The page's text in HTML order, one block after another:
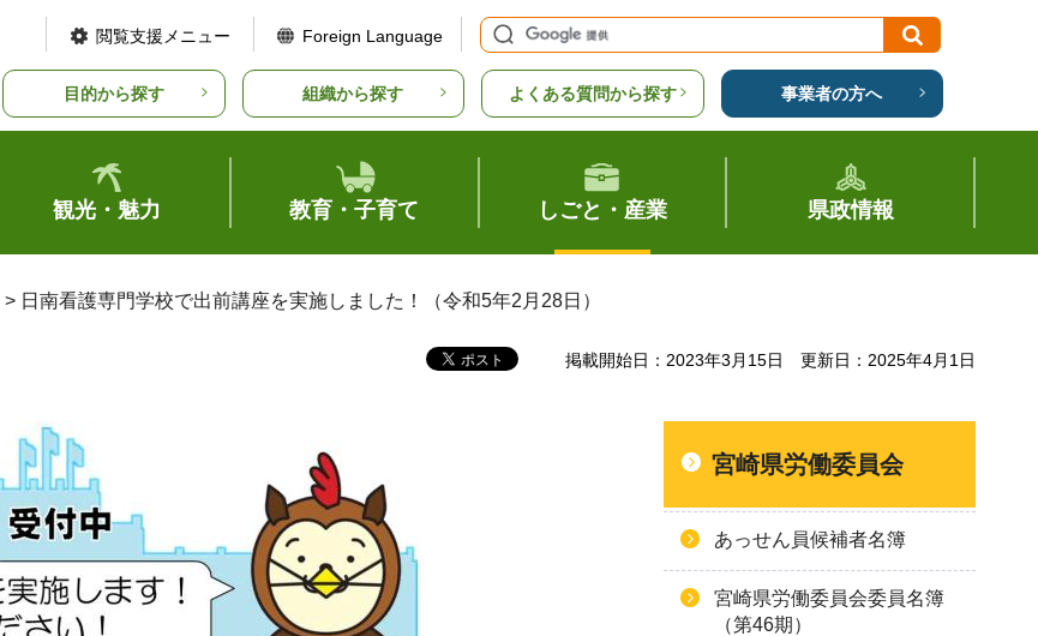
閲覧支援メニュー Foreign Language
目的から探す 組織から探す よくある質問から探す 事業者の方へ
観光・魅力 教育・子育て しごと・産業 県政情報
> 日南看護専門学校で出前講座を実施しました！（令和5年2月28日）
掲載開始日：2023年3月15日 更新日：2025年4月1日
宮崎県労働委員会
あっせん員候補者名簿
宮崎県労働委員会委員名簿
（第46期）